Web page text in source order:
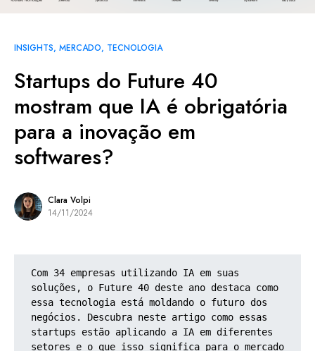
INSIGHTS MERCADO TECNOLOGIA
Startups do Future 40
mostram que IA é obrigatória
para a inovação em
softwares?
Clara Volpi
14/11/2024
Com 34 empresas utilizando IA em suas
soluções, o Future 40 deste ano destaca como
essa tecnologia está moldando o futuro dos
negócios. Descubra neste artigo como essas
startups estão aplicando a IA em diferentes
setores e o que isso significa para o mercado